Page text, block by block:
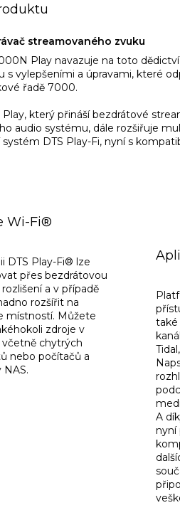
streamovaného zvuku
Play navazuje na toto
s vylepšeními a úpravami, které
řadě 7000.
který přináší bezdrátové
audio systému, dále rozšiřuje
DTS Play-Fi, nyní s
Wi-Fi®
DTS Play-Fi® lze
přes bezdrátovou
a v případě
rozšířit na
místností. Můžete
zdroje v
chytrých
nebo počítačů a
také
A
nyní